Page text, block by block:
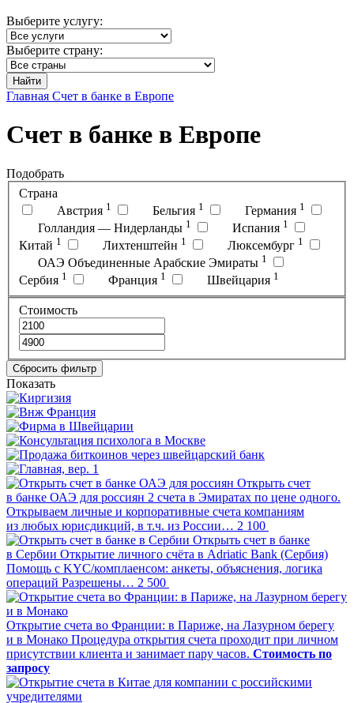
Выберите услугу:
Выберите страну:
Найти
Главная Cчет в банке в Европе
Счет в банке в Европе
Подобрать
Страна
Австрия 1 Бельгия 1 Германия 1
Голландия — Нидерланды 1 Испания 1
Китай 1 Лихтенштейн 1 Люксембург 1
ОАЭ Объединенные Арабские Эмираты 1
Сербия 1 Франция 1 Швейцария 1
Стоимость
Сброcить фильтр
Показать
Открыть счет
в банке ОАЭ для россиян 2 счета в Эмиратах по цене одного.
Открываем личные и корпоративные счета компаниям
из любых юрисдикций, в т.ч. из России… 2 100
Открыть счет в банке
в Сербии Открытие личного счёта в Adriatic Bank (Сербия)
Помощь с KYC/комплаенсом: анкеты, объяснения, логика
операций Разрешены… 2 500
Открытие счета во Франции: в Париже, на Лазурном берегу
и в Монако Процедура открытия счета проходит при личном
присутствии клиента и занимает пару часов. Стоимость по
запросу